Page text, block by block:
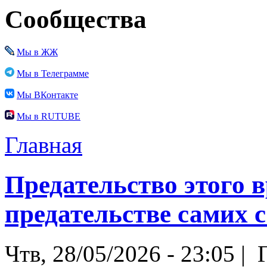
Сообщества
Мы в ЖЖ
Мы в Телеграмме
Мы ВКонтакте
Мы в RUTUBE
Главная
Предательство этого
предательстве самих
Чтв, 28/05/2026 - 23:05 |